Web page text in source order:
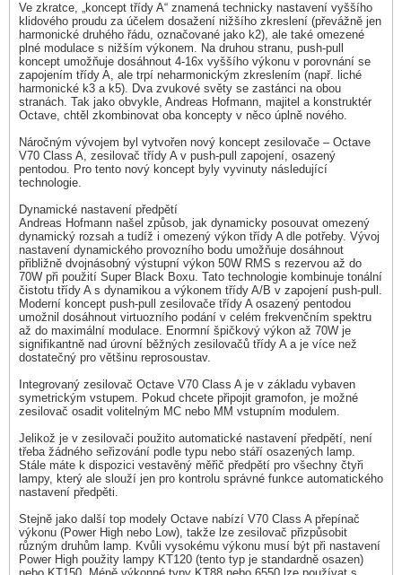
Ve zkratce, „koncept třídy A“ znamená technicky nastavení vyššího
klidového proudu za účelem dosažení nižšího zkreslení (převážně jen
harmonické druhého řádu, označované jako k2), ale také omezené
plné modulace s nižším výkonem. Na druhou stranu, push-pull
koncept umožňuje dosáhnout 4-16x vyššího výkonu v porovnání se
zapojením třídy A, ale trpí neharmonickým zkreslením (např. liché
harmonické k3 a k5). Dva zvukové světy se zastánci na obou
stranách. Tak jako obvykle, Andreas Hofmann, majitel a konstruktér
Octave, chtěl zkombinovat oba koncepty v něco úplně nového.
Náročným vývojem byl vytvořen nový koncept zesilovače – Octave
V70 Class A, zesilovač třídy A v push-pull zapojení, osazený
pentodou. Pro tento nový koncept byly vyvinuty následující
technologie.
Dynamické nastavení předpětí
Andreas Hofmann našel způsob, jak dynamicky posouvat omezený
dynamický rozsah a tudíž i omezený výkon třídy A dle potřeby. Vývoj
nastavení dynamického provozního bodu umožňuje dosáhnout
přibližně dvojnásobný výstupní výkon 50W RMS s rezervou až do
70W při použití Super Black Boxu. Tato technologie kombinuje tonální
čistotu třídy A s dynamikou a výkonem třídy A/B v zapojení push-pull.
Moderní koncept push-pull zesilovače třídy A osazený pentodou
umožnil dosáhnout virtuozního podání v celém frekvenčním spektru
až do maximální modulace. Enormní špičkový výkon až 70W je
signifikantně nad úrovní běžných zesilovačů třídy A a je více než
dostatečný pro většinu reprosoustav.
Integrovaný zesilovač Octave V70 Class A je v základu vybaven
symetrickým vstupem. Pokud chcete připojit gramofon, je možné
zesilovač osadit volitelným MC nebo MM vstupním modulem.
Jelikož je v zesilovači použito automatické nastavení předpětí, není
třeba žádného seřizování podle typu nebo stáří osazených lamp.
Stále máte k dispozici vestavěný měřič předpětí pro všechny čtyři
lampy, který ale slouží jen pro kontrolu správné funkce automatického
nastavení předpěti.
Stejně jako další top modely Octave nabízí V70 Class A přepínač
výkonu (Power High nebo Low), takže lze zesilovač přizpůsobit
různým druhům lamp. Kvůli vysokému výkonu musí být při nastavení
Power High použity lampy KT120 (tento typ je standardně osazen)